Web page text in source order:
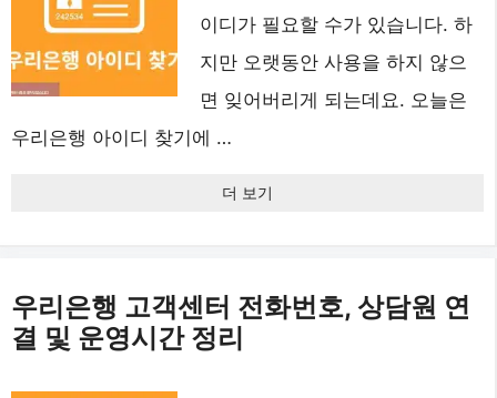
이디가 필요할 수가 있습니다. 하
지만 오랫동안 사용을 하지 않으
면 잊어버리게 되는데요. 오늘은
우리은행 아이디 찾기에 …
더 보기
우리은행 고객센터 전화번호, 상담원 연
결 및 운영시간 정리